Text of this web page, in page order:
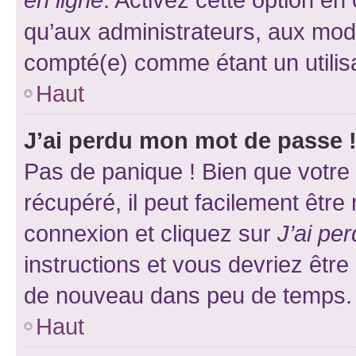
qu’aux administrateurs, aux
compté(e) comme étant un
Haut
J’ai perdu mon mot de passe !
Pas de panique ! Bien que
récupéré, il peut facilement
connexion et cliquez sur J’ai
instructions et vous devriez
de nouveau dans peu de temps.
Haut